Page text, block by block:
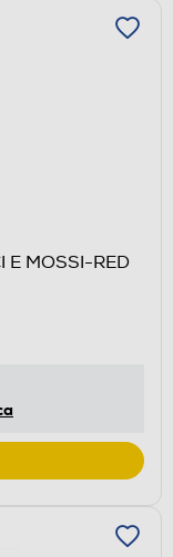
E MOSSI-RED